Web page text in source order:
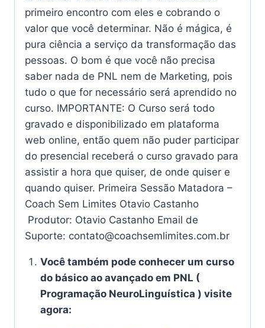
primeiro encontro com eles e cobrando o
valor que você determinar. Não é mágica, é
pura ciência a serviço da transformação das
pessoas. O bom é que você não precisa
saber nada de PNL nem de Marketing, pois
tudo o que for necessário será aprendido no
curso. IMPORTANTE: O Curso será todo
gravado e disponibilizado em plataforma
web online, então quem não puder participar
do presencial receberá o curso gravado para
assistir a hora que quiser, de onde quiser e
quando quiser. Primeira Sessão Matadora –
Coach Sem Limites Otavio Castanho
Produtor: Otavio Castanho Email de
Suporte: contato@coachsemlimites.com.br
Você também pode conhecer um curso
do básico ao avançado em PNL (
Programação NeuroLinguística ) visite
agora: